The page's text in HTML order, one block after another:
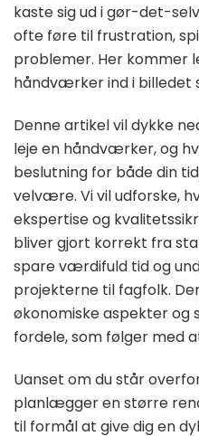
kaste sig ud i gør-det-
ofte føre til frustration,
problemer. Her kommer
håndværker ind i billedet
Denne artikel vil dykke
leje en håndværker, og
beslutning for både din
velvære. Vi vil udforske,
ekspertise og
bliver gjort korrekt fra
spare værdifuld tid og
projekterne til fagfolk.
økonomiske aspekter og
fordele, som følger med
Uanset om du står
planlægger en større
til formål at give dig en